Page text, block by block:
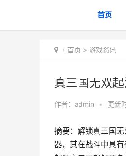
首页
首页 > 游戏资讯
真三国无双
作者： admin • 更新
摘要：解锁真三国
器，其在战斗中具